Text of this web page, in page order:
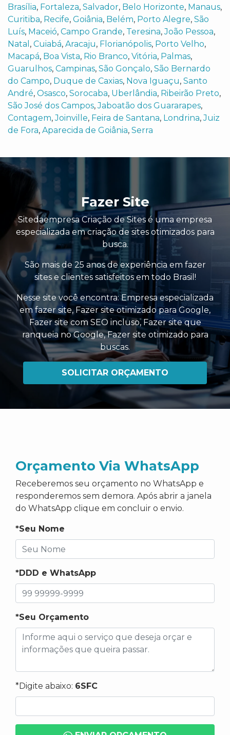
Brasília, Fortaleza, Salvador, Belo Horizonte, Manaus,
Curitiba, Recife, Goiânia, Belém, Porto Alegre, São
Luís, Maceió, Campo Grande, Teresina,João Pessoa,
Natal , Cuiabá, Aracaju, Florianópolis, Porto Velho,
Macapá, Boa Vista, Rio Branco, Vitória, Palmas,
Guarulhos, Campinas, São Gonçalo, São Bernardo
do Campo, Duque de Caxias, Nova Iguaçu, Santo
André, Osasco, Sorocaba, Uberlândia, Ribeirão Preto,
São José dos Campos,Jaboatão dos Guararapes,
Contagem,Joinville, Feira de Santana, Londrina,Juiz
de Fora, Aparecida de Goiânia, Serra
Fazer Site
Sitedaempresa Criação de Sites é uma empresa
especializada em criação de sites otimizados para
busca.
São mais de 25 anos de experiência em fazer
sites e clientes satisfeitos em todo Brasil!
Nesse site você encontra:Empresa especializada
em fazer site,Fazer site otimizado para Google,
Fazer site com SEO incluso, Fazer site que
ranqueia no Google,Fazer site otimizado para
buscas.
SOLICITAR ORÇAMENTO
Orçamento Via WhatsApp
Receberemos seu orçamento no WhatsApp e
responderemos sem demora. Após abrir a janela
do WhatsApp clique em concluir o envio.
*Seu Nome
*DDD e WhatsApp
*Seu Orçamento
*Digite abaixo: 6SFC